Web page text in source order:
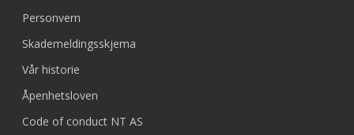
Personvern
Skademeldingsskjema
Vår historie
Åpenhetsloven
Code of conduct NT AS